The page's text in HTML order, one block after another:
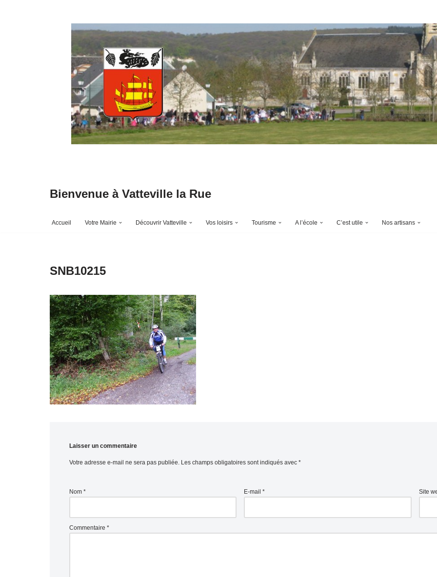
Bienvenue à Vatteville la Rue
Accueil Votre Mairie Découvrir Vatteville Vos loisirs Tourisme A l’école C’est utile Nos artisans
SNB10215
Laisser un commentaire
Votre adresse e-mail ne sera pas publiée. Les champs obligatoires sont indiqués avec *
Nom * E-mail* Site
Commentaire *